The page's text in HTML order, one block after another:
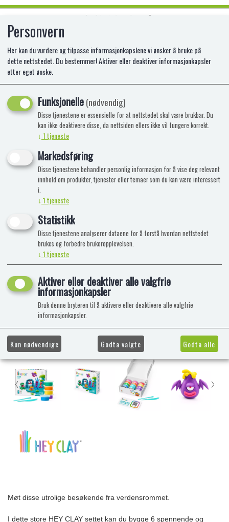
HEY CLAY - ALIENS - 15 CANS
Lufttørkende leire - 15 bokser og
modelleringssett
Møt disse utrolige besøkende fra verdensrommet.
I dette store HEY CLAY settet kan du bygge 6 spennende og
Personvern
Her kan du vurdere og tilpasse informasjonkapslene vi ønsker å bruke på
dette nettstedet. Du bestemmer! Aktiver eller deaktiver informasjonkapsler
etter eget ønske.
Funksjonelle(nødvendig)
Disse tjenestene er essensielle for at nettstedet skal være brukbar. Du
kan ikke deaktivere disse, da nettsiden ellers ikke vil fungere korrekt.
↓ 1tjeneste
Markedsføring
Disse tjenestene behandler personlig informasjon for å vise deg relevant
innhold om produkter, tjenester eller temaer som du kan være interessert
i.
↓ 1tjeneste
Statistikk
Disse tjenestene analyserer dataene for å forstå hvordan nettstedet
brukes og forbedre brukeropplevelsen.
↓ 1tjeneste
Aktiver eller deaktiver alle valgfrie
informasjonkapsler
Bruk denne bryteren til å aktivere eller deaktivere alle valgfrie
informasjonkapsler.
Kun nødvendige Godta valgte Godta alle